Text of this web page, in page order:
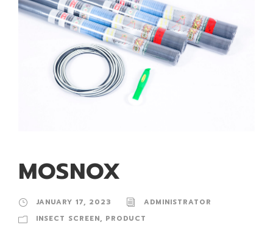
MOSNOX
JANUARY 17, 2023
ADMINISTRATOR
INSECT SCREEN, PRODUCT